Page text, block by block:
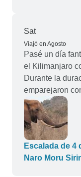
buenas manos.
podíamos
con Pita
Sat
Viajó en Agosto
Pasé un día
el Kilimanjaro
Durante la
emparejaron
Escalada de 4
Naro Moru